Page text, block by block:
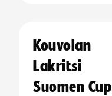
Kouvolan
Lakritsi
Suomen Cup